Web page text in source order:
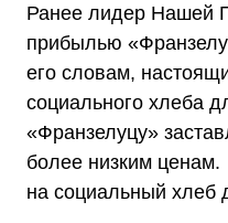
Ранее лидер Нашей
прибылью
его словам,
социального хлеба
«Франзелуцу»
более низким
на социальный